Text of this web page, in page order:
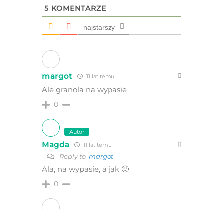
5 KOMENTARZE
najstarszy
margot 11 lat temu
Ale granola na wypasie
0
Autor
Magda 11 lat temu
Reply to margot
Ala, na wypasie, a jak 🙂
0